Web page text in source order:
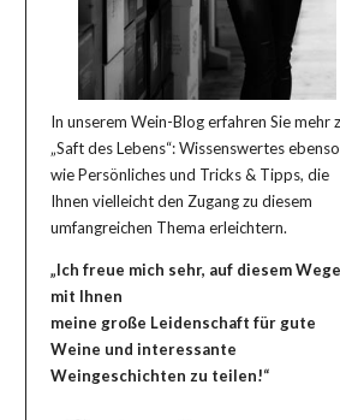
In unserem Wein-Blog erfahren Sie mehr
„Saft des Lebens“: Wissenswertes ebenso
wie Persönliches und Tricks & Tipps, die
Ihnen vielleicht den Zugang zu diesem
umfangreichen Thema erleichtern.
„Ich freue mich sehr, auf diesem Wege
mit Ihnen
meine große Leidenschaft für gute
Weine und interessante
Weingeschichten zu teilen!“